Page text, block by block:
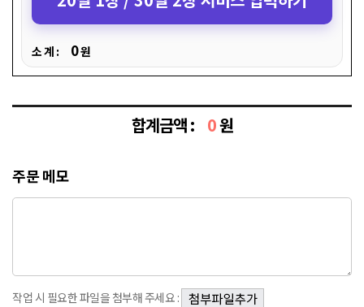
소 계 : 0원
합계금액 : 0원
주문 메모
작업 시 필요한 파일을 첨부해 주세요 :